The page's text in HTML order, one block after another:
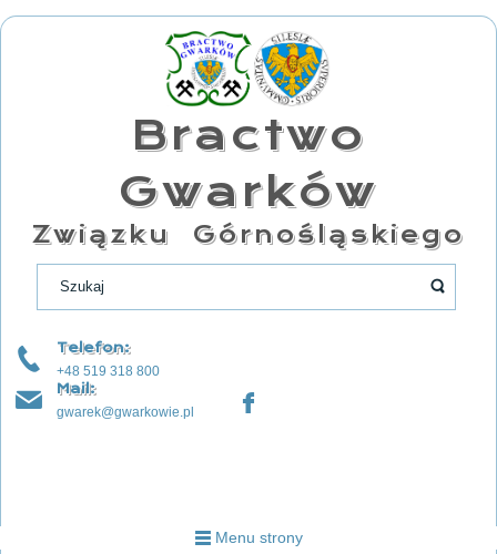
Bractwo
Gwarków
Związku Górnośląskiego
Telefon:
+48 519 318 800
Mail:
gwarek@gwarkowie.pl
Menu strony